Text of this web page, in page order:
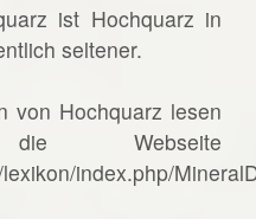
ist Hochquarz in
seltener.
von Hochquarz lesen
Webseite
index.php/